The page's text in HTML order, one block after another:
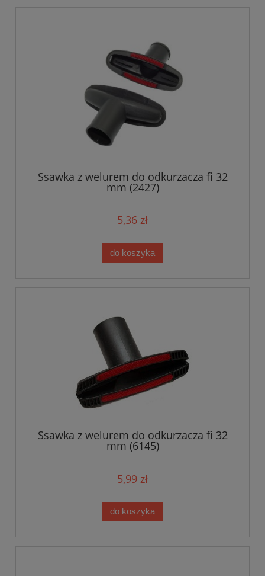
Ssawka z welurem do odkurzacza fi 32
mm (2427)
5,36 zł
do koszyka
Ssawka z welurem do odkurzacza fi 32
mm (6145)
5,99 zł
do koszyka